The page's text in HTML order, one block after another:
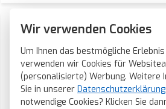
Wir verwenden Cookies
Um Ihnen das bestmögliche
verwenden wir Cookies für
(personalisierte) Werbung. Weitere
Sie in unserer Datenschutzerklärung
notwendige Cookies? Klicken Sie
Hager Berker
lichtweiß glänzend
Hager Berker 4-fach
vertikale Montage, C.1,
81,5x294x10mm.
Aktueller Lagerbestand: